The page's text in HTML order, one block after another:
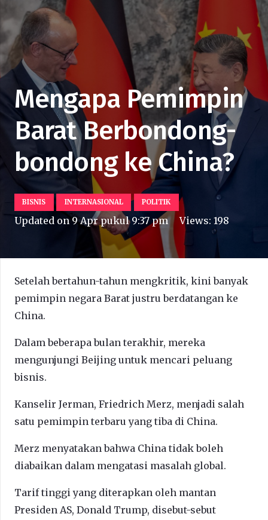
Mengapa Pemimpin
Barat Berbondong-
bondong ke China?
BISNIS INTERNASIONAL POLITIK
Updated on 9 Apr pukul 9:37 pm Views:198
Setelah bertahun-tahun mengkritik, kini banyak
pemimpin negara Barat justru berdatangan ke
China.
Dalam beberapa bulan terakhir, mereka
mengunjungi Beijing untuk mencari peluang
bisnis.
Kanselir Jerman, Friedrich Merz, menjadi salah
satu pemimpin terbaru yang tiba di China.
Merz menyatakan bahwa China tidak boleh
diabaikan dalam mengatasi masalah global.
Tarif tinggi yang diterapkan oleh mantan
Presiden AS, Donald Trump, disebut-sebut